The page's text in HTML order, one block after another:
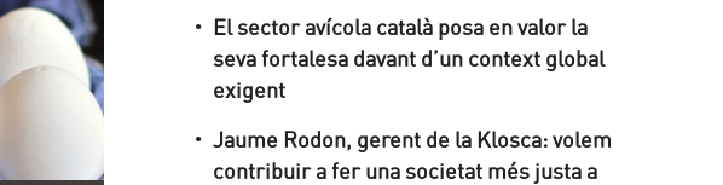
El sector avícola català posa en valor la
seva fortalesa davant d’un context global
exigent
Jaume Rodon, gerent de la Klosca: volem
contribuir a fer una societat més justa a